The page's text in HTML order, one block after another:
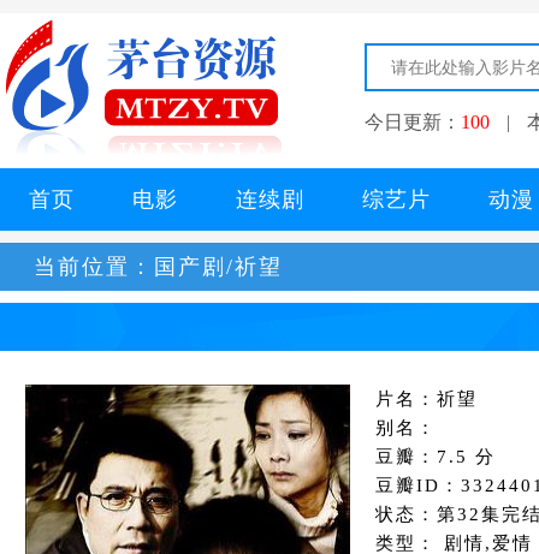
今日更新： 100 |
首页 电影 连续剧 综艺片 动漫
当前位置： 国产剧/祈望
片名：祈望
别名：
豆瓣：7.5 分
豆瓣ID：
状态：第32集完
类型： 剧情,爱情